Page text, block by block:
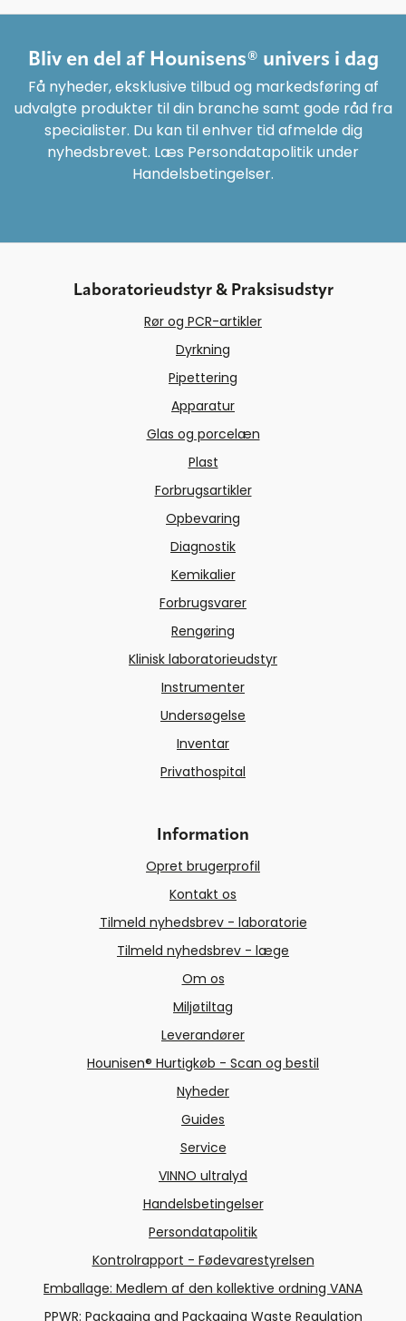
Bliv en del af Hounisens® univers i dag
Få nyheder, eksklusive tilbud og markedsføring af
udvalgte produkter til din branche samt gode råd fra
specialister. Du kan til enhver tid afmelde dig
nyhedsbrevet. Læs Persondatapolitik under
Handelsbetingelser.
Laboratorieudstyr & Praksisudstyr
Rør og PCR-artikler
Dyrkning
Pipettering
Apparatur
Glas og porcelæn
Plast
Forbrugsartikler
Opbevaring
Diagnostik
Kemikalier
Forbrugsvarer
Rengøring
Klinisk laboratorieudstyr
Instrumenter
Undersøgelse
Inventar
Privathospital
Information
Opret brugerprofil
Kontakt os
Tilmeld nyhedsbrev - laboratorie
Tilmeld nyhedsbrev - læge
Om os
Miljøtiltag
Leverandører
Hounisen® Hurtigkøb - Scan og bestil
Nyheder
Guides
Service
VINNO ultralyd
Handelsbetingelser
Persondatapolitik
Kontrolrapport - Fødevarestyrelsen
Emballage: Medlem af den kollektive ordning VANA
PPWR: Packaging and Packaging Waste Regulation